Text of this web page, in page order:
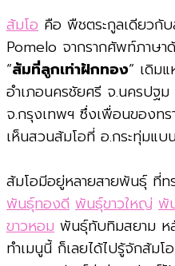
ส้มโอ คือ พืชตระกูลเดียวกั
Pomelo จากรากศัพท์ภาษ
“ส้มที่ลูกเท่าฝักทอง” เดิม
อำเภอนครชัยศรี จ.นครปฐ
จ.กรุงเทพฯ ซึ่งเพื่อนของท
เห็นสวนส้มโอที่ อ.กระทุ่มแ
ส้มโอมีอยู่หลายสายพันธุ์ ที่ท
พันธุ์ทองดี พันธุ์ขาวใหญ่ พั
ขาวหอม พันธุ์ทับทิมสยาม ห
ทำเมนูนี้ ก็เลยได้ไปรู้จักส้ม